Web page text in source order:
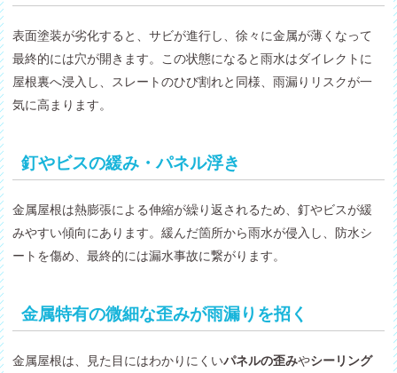
表面塗装が劣化すると、サビが進行し、徐々に金属が薄くなって
最終的には穴が開きます。この状態になると雨水はダイレクトに
屋根裏へ浸入し、スレートのひび割れと同様、雨漏りリスクが一
気に高まります。
釘やビスの緩み・パネル浮き
金属屋根は熱膨張による伸縮が繰り返されるため、釘やビスが緩
みやすい傾向にあります。緩んだ箇所から雨水が侵入し、防水シ
ートを傷め、最終的には漏水事故に繋がります。
金属特有の微細な歪みが雨漏りを招く
金属屋根は、見た目にはわかりにくいパネルの歪みやシーリング